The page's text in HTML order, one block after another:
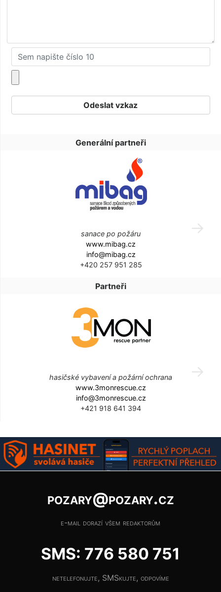
Generální partneři
sanace po požáru
www.mibag.cz
info@mibag.cz
+420 257 951 285
Partneři
hasičské vybavení a požární ochrana
www.3monrescue.cz
info@3monrescue.cz
+421 918 641 394
pozary@pozary.cz
e-mail dorazí všem redaktorům
SMS: 776 580 751
netelefonujte, SMSkujte, odpovíme